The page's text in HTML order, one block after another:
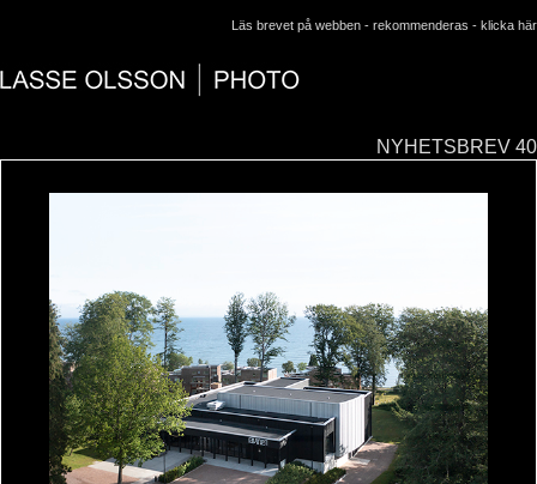
Läs brevet på webben - rekommenderas - klicka här
NYHETSBREV 40